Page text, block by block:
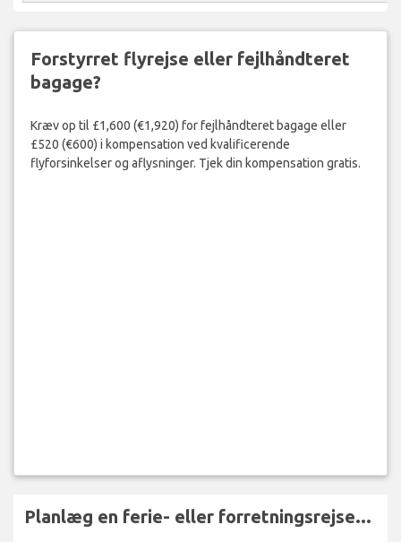
Forstyrret flyrejse eller fejlhåndteret
bagage?
Kræv op til £1,600 (€1,920) for fejlhåndteret bagage eller
£520 (€600) i kompensation ved kvalificerende
flyforsinkelser og aflysninger. Tjek din kompensation gratis.
Planlæg en ferie- eller forretningsrejse...